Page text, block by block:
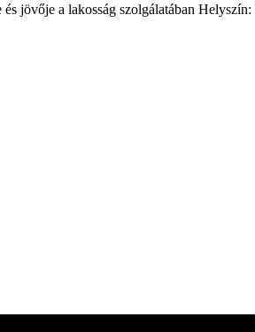
jövője a lakosság szolgálatában